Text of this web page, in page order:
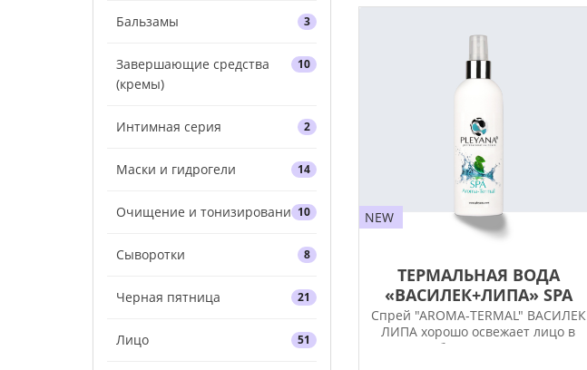
Бальзамы 3
Завершающие средства
(кремы)
10
Интимная серия 2
Маски и гидрогели 14
Очищение и тонизирование 10
Сыворотки 8
Черная пятница 21
Лицо 51
NEW
ТЕРМАЛЬНАЯ ВОДА
«ВАСИЛЕК+ЛИПА» SPA
AROMA-TERM...
Спрей "АRОМА-TERMAL" ВАСИЛЕК
ЛИПА хорошо освежает лицо в
любое время года.